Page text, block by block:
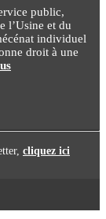
public,
l’Usine et du
individuel
droit à une
cliquez ici